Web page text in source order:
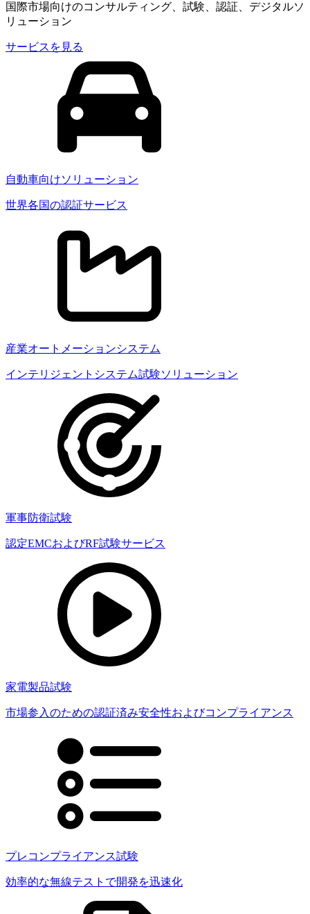
国際市場向けのコンサルティング、試験、認証、デジタルソ
リューション
サービスを見る
自動車向けソリューション
世界各国の認証サービス
産業オートメーションシステム
インテリジェントシステム試験ソリューション
軍事防衛試験
認定EMCおよびRF試験サービス
家電製品試験
市場参入のための認証済み安全性およびコンプライアンス
プレコンプライアンス試験
効率的な無線テストで開発を迅速化